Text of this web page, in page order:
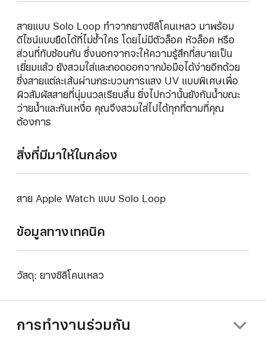
สายแบบ Solo Loop ทำจากยางซิลิโคนเหลว มาพร้อม
ดีไซน์แบบยืดได้ที่ไม่ซ้ำใคร โดยไม่มีตัวล็อค หัวล็อค หรือ
ส่วนที่ทับซ้อนกัน ซึ่งนอกจากจะให้ความรู้สึกที่สบายเป็น
เยี่ยมแล้ว ยังสวมใส่และถอดออกจากข้อมือได้ง่ายอีกด้วย
ซึ่งสายแต่ละเส้นผ่านกระบวนการแสง UV แบบพิเศษเพื่อ
ผิวสัมผัสสายที่นุ่มนวลเรียบลื่น ยิ่งไปกว่านั้นยังกันน้ำขณะ
ว่ายน้ำและกันเหงื่อ คุณจึงสวมใส่ไปได้ทุกที่ตามที่คุณ
ต้องการ
สิ่งที่มีมาให้ในกล่อง
สาย Apple Watch แบบ Solo Loop
ข้อมูลทางเทคนิค
วัสดุ: ยางซิลิโคนเหลว
การทำงานร่วมกัน